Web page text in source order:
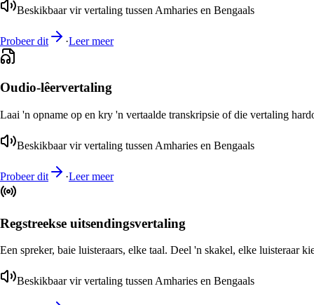
Beskikbaar vir vertaling tussen Amharies en Bengaals
Probeer dit ·Leer meer
Oudio-lêervertaling
Laai 'n opname op en kry 'n vertaalde transkripsie of die vertaling
Beskikbaar vir vertaling tussen Amharies en Bengaals
Probeer dit ·Leer meer
Regstreekse uitsendingsvertaling
Een spreker, baie luisteraars, elke taal. Deel 'n skakel, elke luisteraar
Beskikbaar vir vertaling tussen Amharies en Bengaals